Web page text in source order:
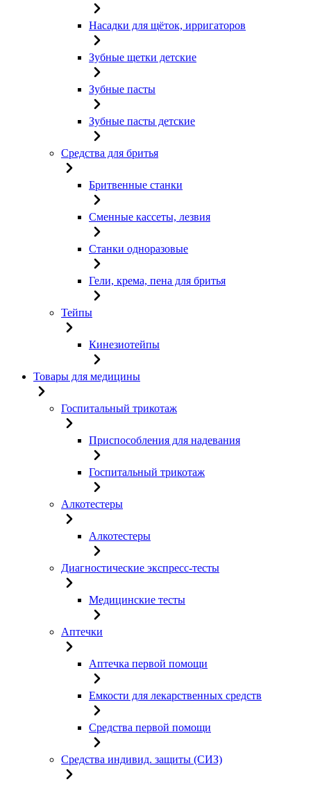
Насадки для щёток, ирригаторов
Зубные щетки детские
Зубные пасты
Зубные пасты детские
Средства для бритья
Бритвенные станки
Сменные кассеты, лезвия
Станки одноразовые
Гели, крема, пена для бритья
Тейпы
Кинезиотейпы
Товары для медицины
Госпитальный трикотаж
Приспособления для надевания
Госпитальный трикотаж
Алкотестеры
Алкотестеры
Диагностические экспресс-тесты
Медицинские тесты
Аптечки
Аптечка первой помощи
Емкости для лекарственных средств
Средства первой помощи
Средства индивид. защиты (СИЗ)